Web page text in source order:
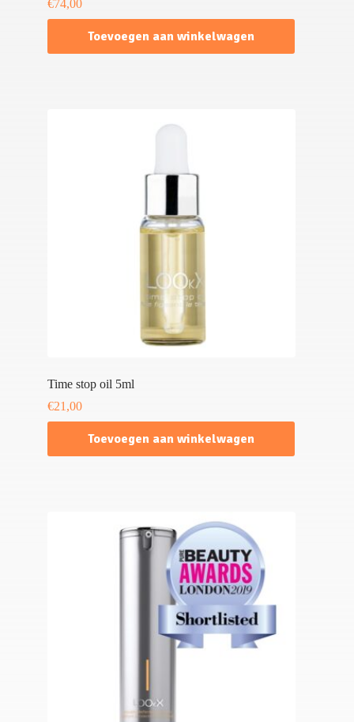
€74,00
Toevoegen aan winkelwagen
Time stop oil 5ml
€21,00
Toevoegen aan winkelwagen